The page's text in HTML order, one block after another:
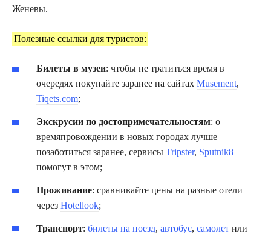
Женевы.
Полезные ссылки для туристов:
Билеты в музеи: чтобы не тратиться время в
очередях покупайте заранее на сайтах Musement,
Tiqets.com;
Экскрусии по достопримечательностям: о
времяпровождении в новых городах лучше
позаботиться заранее, сервисы Tripster, Sputnik8
помогут в этом;
Проживание: сравнивайте цены на разные отели
через Hotellook;
Транспорт: билеты на поезд, автобус, самолет или